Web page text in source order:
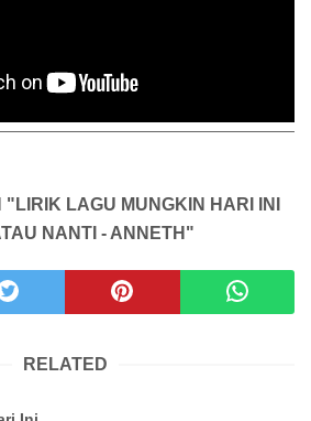
LAGU MUNGKIN HARI INI
NANTI - ANNETH"
RELATED